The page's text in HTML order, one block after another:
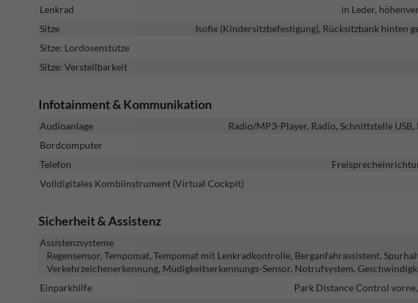
Lenkrad
in Leder,
Sitze
Isofix (Kindersitzbefestigung), Rücksitzbank hinten
Sitze: Lordosenstütze
Sitze: Verstellbarkeit
Infotainment & Kommunikation
Audioanlage
Radio/MP3-Player, Radio, Schnittstelle
Bordcomputer
Telefon
Volldigitales Kombiinstrument (Virtual Cockpit)
Sicherheit & Assistenz
Assistenzsysteme
Regensensor, Tempomat, Tempomat mit Lenkradkontrolle, Berganfahrassistent,
Verkehrzeichenerkennung, Müdigkeitserkennungs-Sensor, Notrufsystem,
Einparkhilfe
Park Distance Control